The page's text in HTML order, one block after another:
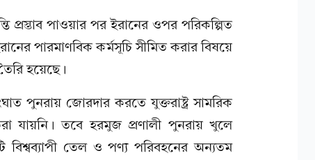
প্রস্তাব পাওয়ার পর ইরানের ওপর পরিকল্পিত
পারমাণবিক কর্মসূচি সীমিত করার বিষয়ে
হয়েছে।
পুনরায় জোরদার করতে যুক্তরাষ্ট্র সামরিক
যায়নি। তবে হরমুজ প্রণালী পুনরায় খুলে
বিশ্বব্যাপী তেল ও পণ্য পরিবহনের অন্যতম